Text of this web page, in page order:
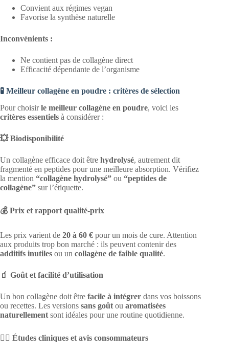
Convient aux régimes vegan
Favorise la synthèse naturelle
Inconvénients :
Ne contient pas de collagène direct
Efficacité dépendante de l’organisme
🧪 Meilleur collagène en poudre : critères de sélection
Pour choisirle meilleur collagène en poudre, voici les
critères essentiels à considérer :
💥 Biodisponibilité
Un collagène efficace doit être hydrolysé, autrement dit
fragmenté en peptides pour une meilleure absorption. Vérifiez
la mention “collagène hydrolysé” ou “peptides de
collagène” sur l’étiquette.
💰 Prix et rapport qualité-prix
Les prix varient de 20 à 60 € pour un mois de cure. Attention
aux produits trop bon marché : ils peuvent contenir des
additifs inutiles ou un collagène de faible qualité.
🧃 Goût et facilité d’utilisation
Un bon collagène doit être facile à intégrer dans vos boissons
ou recettes. Les versions sans goût ou aromatisées
naturellement sont idéales pour une routine quotidienne.
🧑‍⚕️ Études cliniques et avis consommateurs